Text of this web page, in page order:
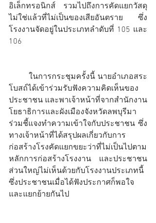
อิเล็กทรอนิกส์ รวมไปถึงการคัดแยกวัสดุ
ไม่ใช่แล้วที่ไม่เป็นของเสียอันตราย ซึ่ง
โรงงานจัดอยู่ในประเภทลำดับที่ 105 และ
106
โบสถ์ได้เข้าร่วมรับฟังความคิดเห็นของ
ประชาชน และพาเจ้าหน้าที่จากสำนักงาน
โยธาธิการและผังเมืองจังหวัดลพบุรีมา
ร่วมชี้แจงทำความเข้าใจกับประชาชน ซึ่ง
ทางเจ้าหน้าที่ได้สรุปผลเกี่ยวกับการ
ก่อสร้างโรงคัดแยกขยะว่าที่ไม่เป็นไปตาม
หลักการก่อสร้างโรงงาน และประชาชน
ส่วนใหญ่ไม่เห็นด้วยกับโรงงานประเภทนี้
ซึ่งประชาชนเมื่อได้ฟังประกาศก็พอใจ
และแยกย้ายกันไป